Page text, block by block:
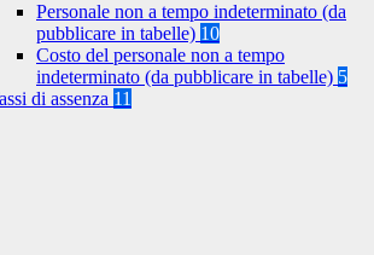
Personale non a tempo indeterminato (da
pubblicare in tabelle) 10
Costo del personale non a tempo
indeterminato (da pubblicare in tabelle) 5
di assenza 11